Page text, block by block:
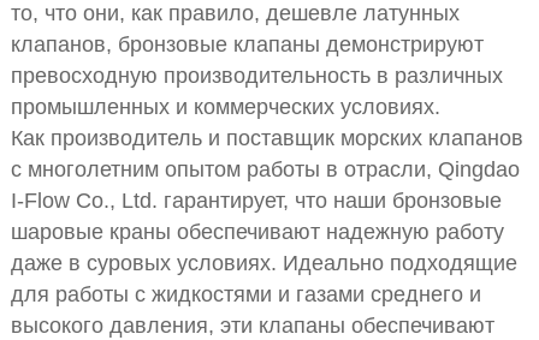
то, что они, как правило, дешевле латунных
клапанов, бронзовые клапаны демонстрируют
превосходную производительность в различных
промышленных и коммерческих условиях.
Как производитель и поставщик морских клапанов
с многолетним опытом работы в отрасли, Qingdao
I-Flow Co., Ltd. гарантирует, что наши бронзовые
шаровые краны обеспечивают надежную работу
даже в суровых условиях. Идеально подходящие
для работы с жидкостями и газами среднего и
высокого давления, эти клапаны обеспечивают